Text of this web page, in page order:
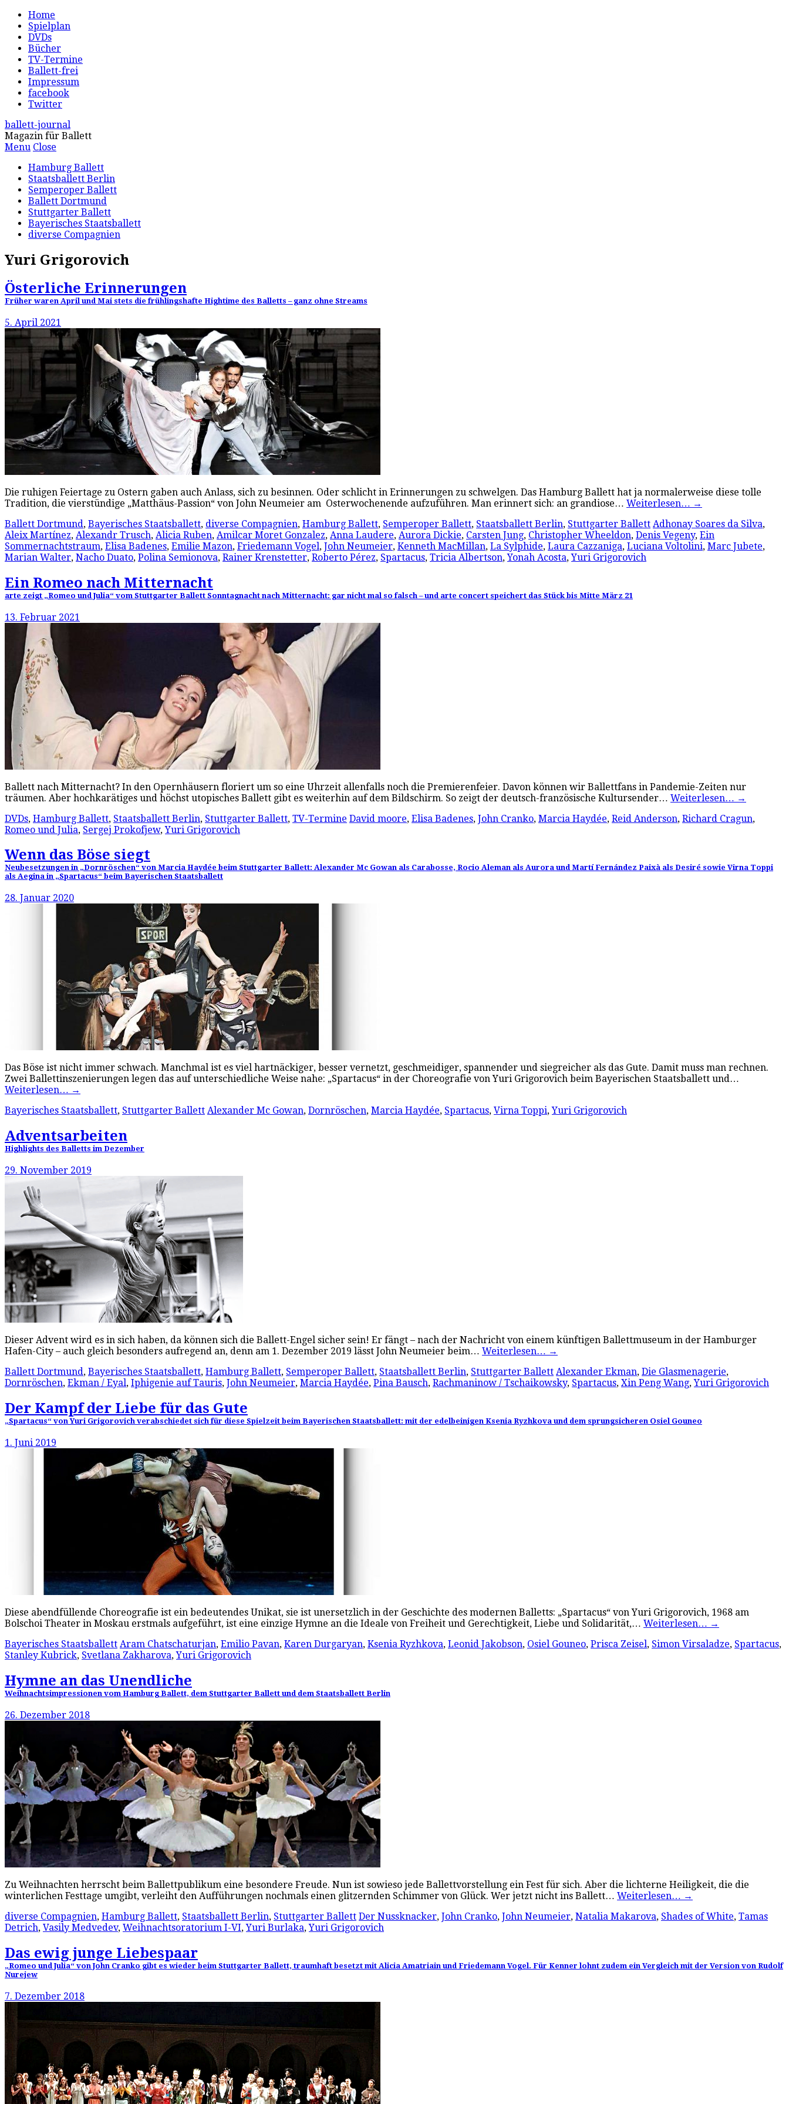
Home
Spielplan
DVDs
Bücher
TV-Termine
Ballett-frei
Impressum
facebook
Twitter
ballett-journal
Magazin für Ballett
Menu Close
Hamburg Ballett
Staatsballett Berlin
Semperoper Ballett
Ballett Dortmund
Stuttgarter Ballett
Bayerisches Staatsballett
diverse Compagnien
Yuri Grigorovich
Österliche Erinnerungen
Früher waren April und Mai stets die frühlingshafte Hightime des Balletts – ganz ohne Streams
5. April 2021
Die ruhigen Feiertage zu Ostern gaben auch Anlass, sich zu besinnen. Oder schlicht in Erinnerungen zu schwelgen. Das Hamburg Ballett hat ja normalerweise diese tolle
Tradition, die vierstündige „Matthäus-Passion“ von John Neumeier am Osterwochenende aufzuführen. Man erinnert sich: an grandiose… Weiterlesen… →
Ballett Dortmund, Bayerisches Staatsballett, diverse Compagnien, Hamburg Ballett, Semperoper Ballett, Staatsballett Berlin, Stuttgarter Ballett Adhonay Soares da Silva,
Aleix Martínez, Alexandr Trusch, Alicia Ruben, Amilcar Moret Gonzalez, Anna Laudere, Aurora Dickie, Carsten Jung, Christopher Wheeldon, Denis Vegeny, Ein
Sommernachtstraum, Elisa Badenes, Emilie Mazon, Friedemann Vogel, John Neumeier, Kenneth MacMillan, La Sylphide, Laura Cazzaniga, Luciana Voltolini, Marc Jubete,
Marian Walter, Nacho Duato, Polina Semionova, Rainer Krenstetter, Roberto Pérez, Spartacus, Tricia Albertson,Yonah Acosta,Yuri Grigorovich
Ein Romeo nach Mitternacht
arte zeigt „Romeo und Julia“ vom Stuttgarter Ballett Sonntagnacht nach Mitternacht: gar nicht mal so falsch – und arte concert speichert das Stück bis Mitte März 21
13. Februar 2021
Ballett nach Mitternacht? In den Opernhäusern floriert um so eine Uhrzeit allenfalls noch die Premierenfeier. Davon können wir Ballettfans in Pandemie-Zeiten nur
träumen. Aber hochkarätiges und höchst utopisches Ballett gibt es weiterhin auf dem Bildschirm. So zeigt der deutsch-französische Kultursender… Weiterlesen… →
DVDs, Hamburg Ballett, Staatsballett Berlin, Stuttgarter Ballett, TV-Termine David moore, Elisa Badenes, John Cranko, Marcia Haydée, Reid Anderson, Richard Cragun,
Romeo und Julia, Sergej Prokofjew,Yuri Grigorovich
Wenn das Böse siegt
Neubesetzungen in „Dornröschen“ von Marcia Haydée beim Stuttgarter Ballett: Alexander Mc Gowan als Carabosse, Rocio Aleman als Aurora und Martí Fernández Paixà als Desiré sowie Virna Toppi
als Aegina in „Spartacus“ beim Bayerischen Staatsballett
28. Januar 2020
Das Böse ist nicht immer schwach. Manchmal ist es viel hartnäckiger, besser vernetzt, geschmeidiger, spannender und siegreicher als das Gute. Damit muss man rechnen.
Zwei Ballettinszenierungen legen das auf unterschiedliche Weise nahe: „Spartacus“ in der Choreografie von Yuri Grigorovich beim Bayerischen Staatsballett und…
Weiterlesen… →
Bayerisches Staatsballett, Stuttgarter Ballett Alexander Mc Gowan, Dornröschen, Marcia Haydée, Spartacus, Virna Toppi,Yuri Grigorovich
Adventsarbeiten
Highlights des Balletts im Dezember
29. November 2019
Dieser Advent wird es in sich haben, da können sich die Ballett-Engel sicher sein! Er fängt – nach der Nachricht von einem künftigen Ballettmuseum in der Hamburger
Hafen-City – auch gleich besonders aufregend an, denn am 1. Dezember 2019 lässt John Neumeier beim… Weiterlesen… →
Ballett Dortmund, Bayerisches Staatsballett, Hamburg Ballett, Semperoper Ballett, Staatsballett Berlin, Stuttgarter Ballett Alexander Ekman, Die Glasmenagerie,
Dornröschen, Ekman / Eyal, Iphigenie auf Tauris, John Neumeier, Marcia Haydée, Pina Bausch, Rachmaninow / Tschaikowsky, Spartacus, Xin Peng Wang,Yuri Grigorovich
Der Kampf der Liebe für das Gute
„Spartacus“ von Yuri Grigorovich verabschiedet sich für diese Spielzeit beim Bayerischen Staatsballett: mit der edelbeinigen Ksenia Ryzhkova und dem sprungsicheren Osiel Gouneo
1. Juni 2019
Diese abendfüllende Choreografie ist ein bedeutendes Unikat, sie ist unersetzlich in der Geschichte des modernen Balletts: „Spartacus“ von Yuri Grigorovich, 1968 am
Bolschoi Theater in Moskau erstmals aufgeführt, ist eine einzige Hymne an die Ideale von Freiheit und Gerechtigkeit, Liebe und Solidarität,… Weiterlesen… →
Bayerisches Staatsballett Aram Chatschaturjan, Emilio Pavan, Karen Durgaryan, Ksenia Ryzhkova, Leonid Jakobson, Osiel Gouneo, Prisca Zeisel, Simon Virsaladze, Spartacus,
Stanley Kubrick, Svetlana Zakharova,Yuri Grigorovich
Hymne an das Unendliche
Weihnachtsimpressionen vom Hamburg Ballett, dem Stuttgarter Ballett und dem Staatsballett Berlin
26. Dezember 2018
Zu Weihnachten herrscht beim Ballettpublikum eine besondere Freude. Nun ist sowieso jede Ballettvorstellung ein Fest für sich. Aber die lichterne Heiligkeit, die die
winterlichen Festtage umgibt, verleiht den Aufführungen nochmals einen glitzernden Schimmer von Glück. Wer jetzt nicht ins Ballett… Weiterlesen… →
diverse Compagnien, Hamburg Ballett, Staatsballett Berlin, Stuttgarter Ballett Der Nussknacker, John Cranko, John Neumeier, Natalia Makarova, Shades of White, Tamas
Detrich, Vasily Medvedev, Weihnachtsoratorium I-VI,Yuri Burlaka,Yuri Grigorovich
Das ewig junge Liebespaar
„Romeo und Julia“ von John Cranko gibt es wieder beim Stuttgarter Ballett, traumhaft besetzt mit Alicia Amatriain und Friedemann Vogel. Für Kenner lohnt zudem ein Vergleich mit der Version von Rudolf
Nurejew
7. Dezember 2018